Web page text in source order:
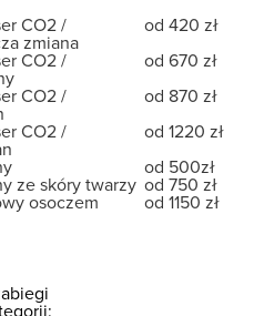
CO2 /
zmiana
od 420 zł
CO2 /
od 670 zł
CO2 /
od 870 zł
CO2 /
od 1220 zł
od 500zł
ze skóry twarzy od 750 zł
osoczem
od 1150 zł